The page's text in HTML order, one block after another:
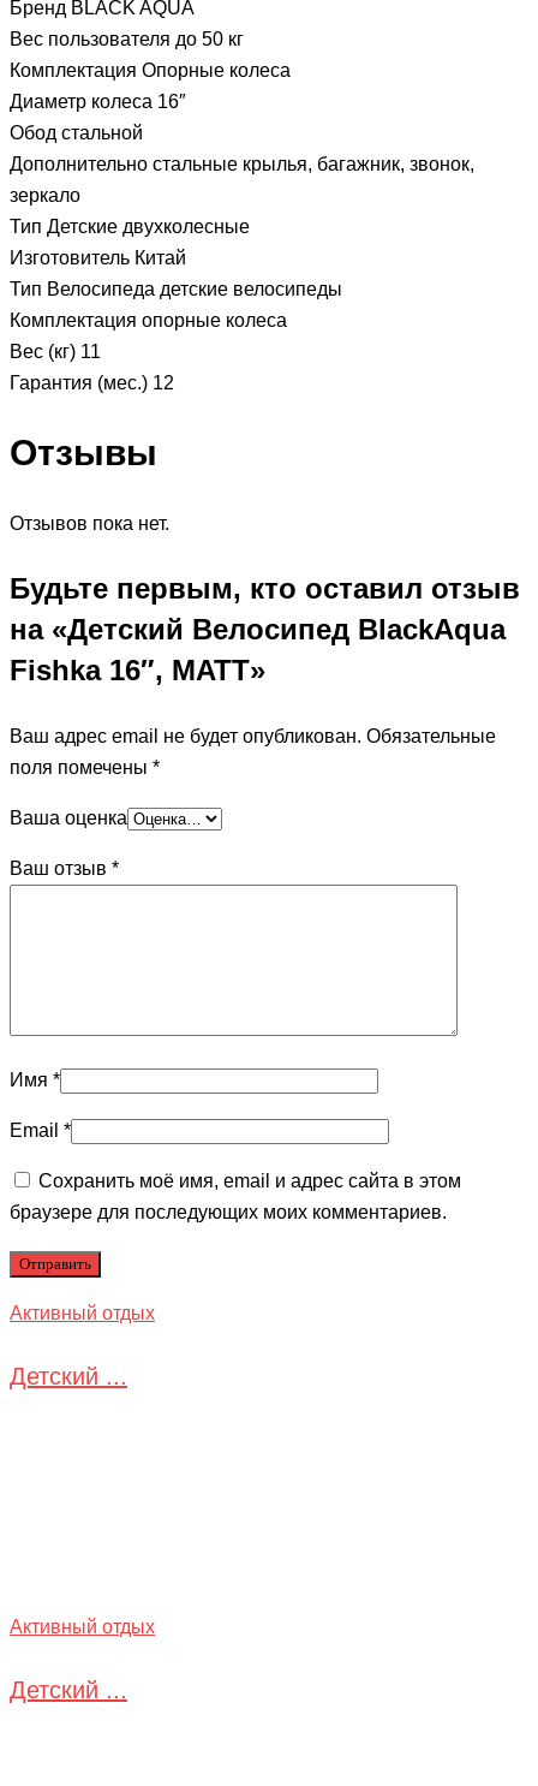
Бренд BLACK AQUA
Вес пользователя до 50 кг
Комплектация Опорные колеса
Диаметр колеса 16″
Обод стальной
Дополнительно стальные крылья, багажник, звонок,
зеркало
Тип Детские двухколесные
Изготовитель Китай
Тип Велосипеда детские велосипеды
Комплектация опорные колеса
Вес (кг) 11
Гарантия (мес.) 12
Отзывы
Отзывов пока нет.
Будьте первым, кто оставил отзыв
на «Детский Велосипед BlackAqua
Fishka 16″, MATT»
Ваш адрес email не будет опубликован. Обязательные
поля помечены *
Ваша оценка
Ваш отзыв *
Имя *
Email *
Сохранить моё имя, email и адрес сайта в этом
браузере для последующих моих комментариев.
Активный отдых
Детский ...
Активный отдых
Детский ...